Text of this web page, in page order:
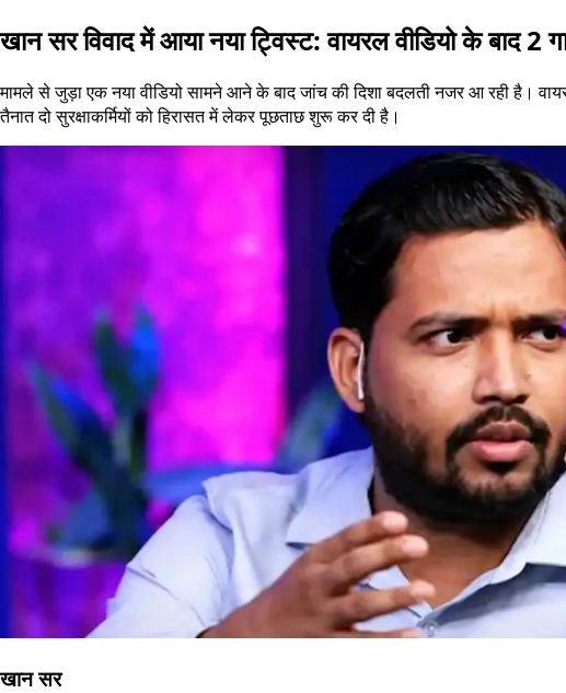
खान सर विवाद में आया नया ट्विस्ट: वायरल वीडियो के बाद 2
मामले से जुड़ा एक नया वीडियो सामने आने के बाद जांच की दिशा बदलती नजर आ रही है।
तैनात दो सुरक्षाकर्मियों को हिरासत में लेकर पूछताछ शुरू कर दी है।
खान सर